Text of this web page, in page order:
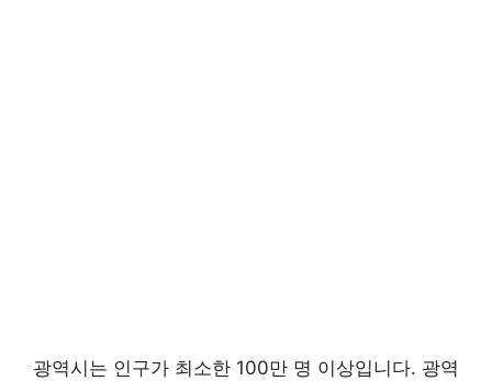
광역시는 인구가 최소한 100만 명 이상입니다. 광역